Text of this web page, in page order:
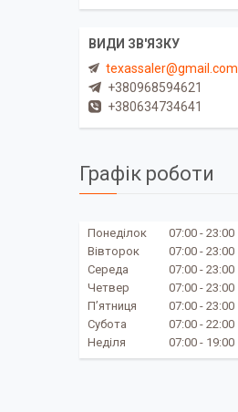
texassaler@gmail.com
+380968594621
+380634734641
Графік роботи
Понеділок 07:00
23:00
Вівторок
07:00
23:00
Середа
07:00
23:00
Четвер
07:00
23:00
Пʼятниця
07:00
23:00
Субота
07:00
22:00
Неділя
07:00 19:00